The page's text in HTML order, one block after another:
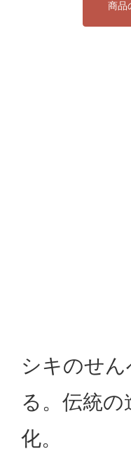
商品
シキのせ
る。伝統
化。